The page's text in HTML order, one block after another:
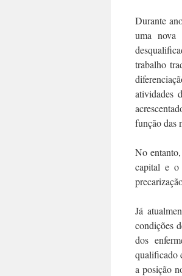
Durante
uma nova
trabalho
atividades
função das
No
capital e o
Já
condições
dos
qualificado
a posição